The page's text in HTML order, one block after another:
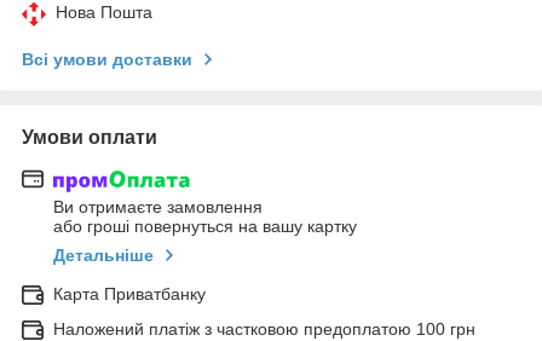
Нова Пошта
Всі умови доставки
Умови оплати
Ви отримаєте замовлення
або гроші повернуться на вашу картку
Детальніше
Карта Приватбанку
Наложений платіж з частковою предоплатою 100 грн